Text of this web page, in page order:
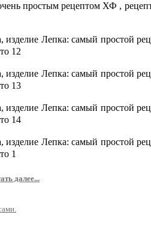
простым рецептом ХФ ,
далее...